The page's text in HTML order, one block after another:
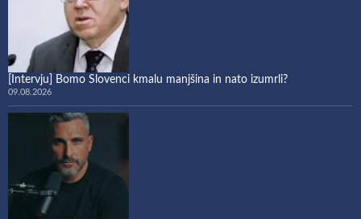
[Intervju] Bomo Slovenci kmalu manjšina in nato izumrli?
09.08.2026